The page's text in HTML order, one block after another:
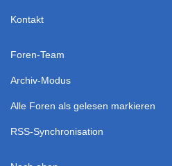
Kontakt
Foren-Team
Archiv-Modus
Alle Foren als gelesen markieren
RSS-Synchronisation